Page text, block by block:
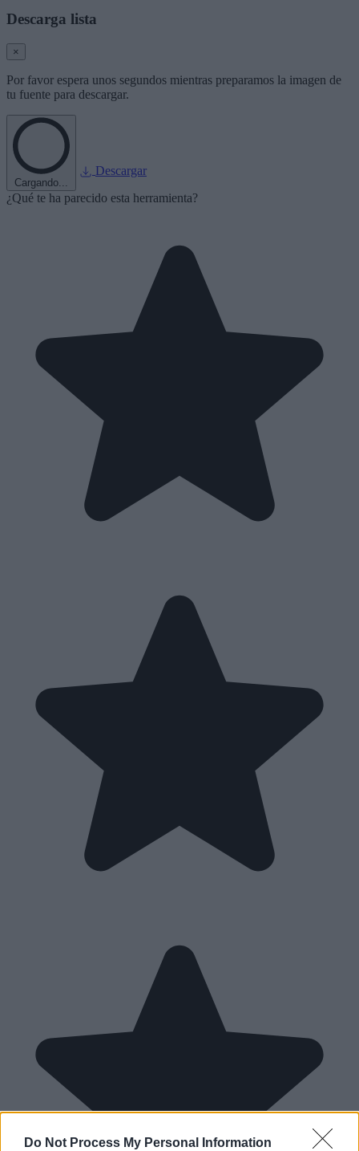
Do Not Process My Personal Information
Descarga lista
×
Por favor espera unos segundos mientras preparamos la imagen de
tu fuente para descargar.
Cargando...
Descargar
¿Qué te ha parecido esta herramienta?